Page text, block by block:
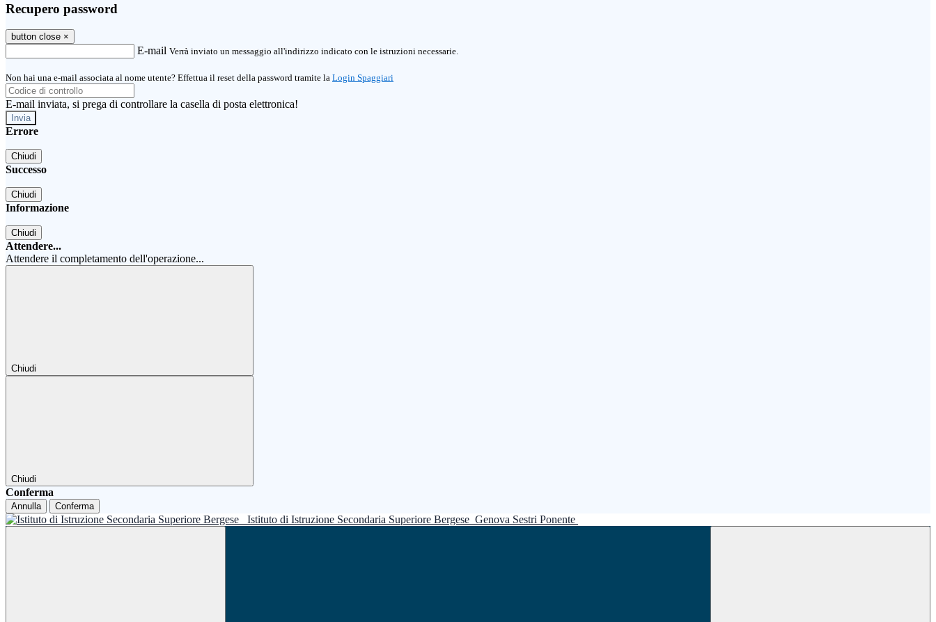
Recupero password
button close ×
E-mail Verrà inviato un messaggio all'indirizzo indicato con le istruzioni necessarie.
Non hai una e-mail associata al nome utente? Effettua il reset della password tramite la Login Spaggiari
E-mail inviata, si prega di controllare la casella di posta elettronica!
Errore
Chiudi
Successo
Chiudi
Informazione
Chiudi
Attendere...
Attendere il completamento dell'operazione...
Chiudi
Chiudi
Conferma
Annulla Conferma
Istituto di Istruzione Secondaria Superiore Bergese Genova Sestri Ponente